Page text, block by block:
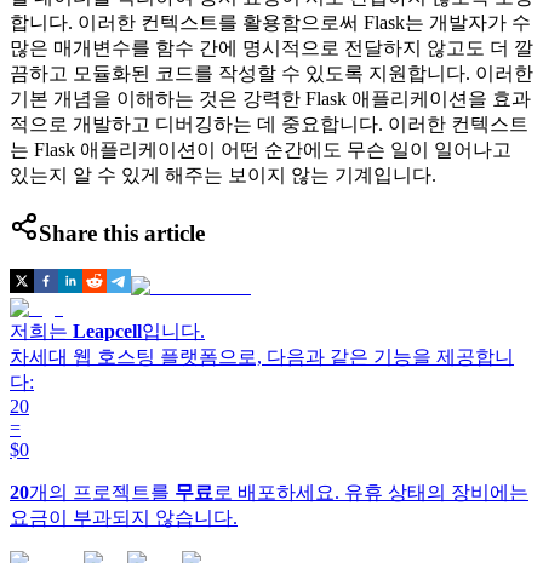
합니다. 이러한 컨텍스트를 활용함으로써 Flask는 개발자가 수
많은 매개변수를 함수 간에 명시적으로 전달하지 않고도 더 깔
끔하고 모듈화된 코드를 작성할 수 있도록 지원합니다. 이러한
기본 개념을 이해하는 것은 강력한 Flask 애플리케이션을 효과
적으로 개발하고 디버깅하는 데 중요합니다. 이러한 컨텍스트
는 Flask 애플리케이션이 어떤 순간에도 무슨 일이 일어나고
있는지 알 수 있게 해주는 보이지 않는 기계입니다.
Share this article
저희는 Leapcell입니다.
차세대 웹 호스팅 플랫폼으로, 다음과 같은 기능을 제공합니
다:
20
=
$0
20개의 프로젝트를 무료 로 배포하세요. 유휴 상태의 장비에는
요금이 부과되지 않습니다.